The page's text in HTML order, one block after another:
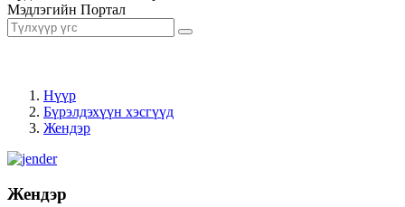
Мэдлэгийн Портал
Нүүр
Бүрэлдэхүүн хэсгүүд
Жендэр
Жендэр